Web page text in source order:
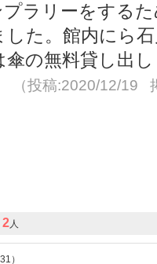
ラリーをする
した。館内にら
傘の無料貸し出
（投稿:2020/12/19
2人
）